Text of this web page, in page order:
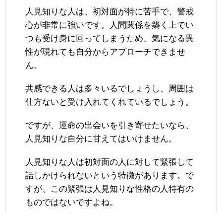
人見知りな人は、初対面が特に苦手で、警戒
心が非常に強いです。人間関係を築く上でい
つも受け身に回ってしまうため、気になる異
性が現れても自分からアプローチできませ
ん。
共感できる人は多々いるでしょうし、周囲は
仕方ないと受け入れてくれているでしょう。
ですが、運命の出会いを引き寄せたいなら、
人見知りな自分に甘えてはいけません。
人見知りな人は初対面の人に対して緊張して
話しかけられないという特徴があります。で
すが、この緊張は人見知りな性格の人特有の
ものではないですよね。